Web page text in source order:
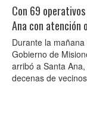
Con 69
Ana con atención
Durante la
Gobierno de
arribó a Santa
decenas de